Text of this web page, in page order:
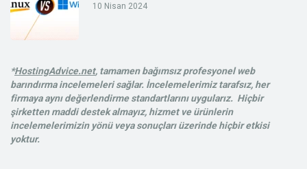
10 Nisan 2024
*HostingAdvice.net, tamamen bağımsız profesyonel web
barındırma incelemeleri sağlar. İncelemelerimiz tarafsız, her
firmaya aynı değerlendirme standartlarını uygularız. Hiçbir
şirketten maddi destek almayız, hizmet ve ürünlerin
incelemelerimizin yönü veya sonuçları üzerinde hiçbir etkisi
yoktur.